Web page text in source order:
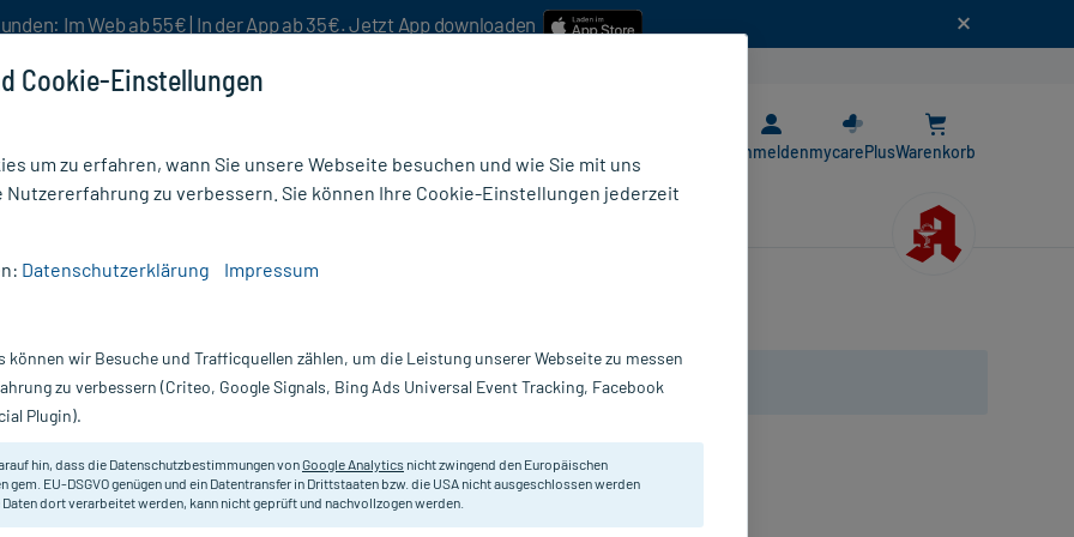
Im Web ab 55€ | In der App ab 35€. Jetzt App downloaden
AnmeldenmycarePlusWarenkorb
Nur für kurze Zeit:Gratis-Versand* ab 19€ Mindestbestellwert!
6
Homöopathisches Arzneimittel.
Darreichung:
Tabletten
Cookie-Einstellungen
um zu erfahren, wann Sie unsere Webseite besuchen und wie Sie mit uns
Nutzererfahrung zu verbessern. Sie können Ihre Cookie-Einstellungen jederzeit
Datenschutzerklärung Impressum
können wir Besuche und Trafficquellen zählen, um die Leistung unserer Webseite zu messen
zu verbessern (Criteo, Google Signals, Bing Ads Universal Event Tracking, Facebook
Plugin).
hin, dass die Datenschutzbestimmungen vonGoogle Analytics nicht zwingend den Europäischen
gem. EU-DSGVO genügen und ein Datentransfer in Drittstaaten bzw. die USA nicht ausgeschlossen werden
Daten dort verarbeitet werden, kann nicht geprüft und nachvollzogen werden.